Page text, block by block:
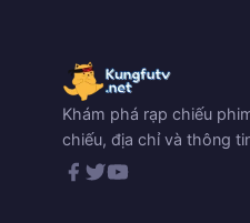
Khám phá rạp chiếu
chiếu, địa chỉ và thông